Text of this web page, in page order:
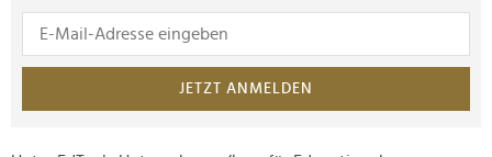
JETZT ANMELDEN